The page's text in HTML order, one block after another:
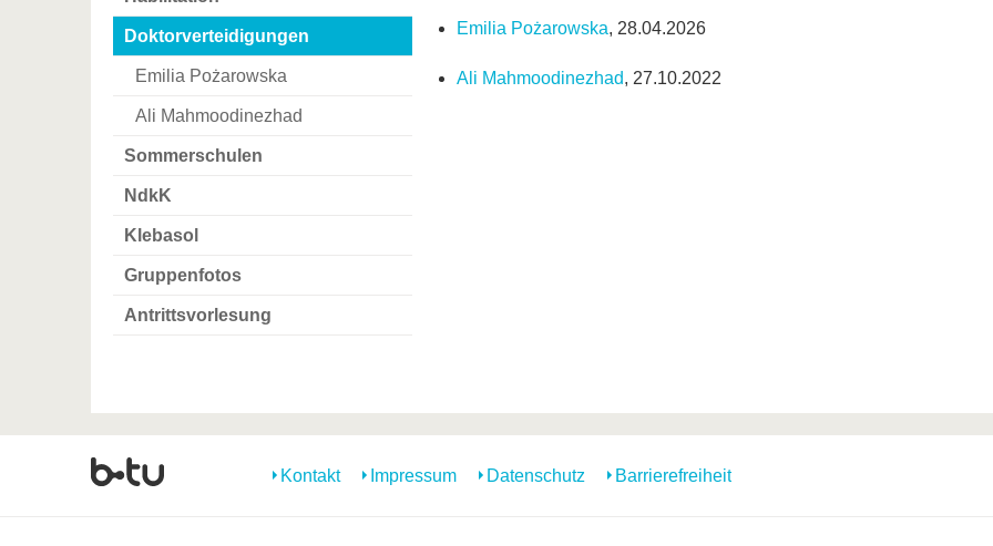
Doktorverteidigungen
Emilia Pożarowska
Ali Mahmoodinezhad
Sommerschulen
NdkK
Klebasol
Gruppenfotos
Antrittsvorlesung
Emilia Pożarowska, 28.04.2026
Ali Mahmoodinezhad, 27.10.2022
Kontakt Impressum Datenschutz Barrierefreiheit